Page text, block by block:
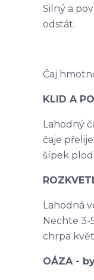
Silný a
odstát.
Čaj
KLID A
Lahodný
čaje
šípek
Lahodná
Nechte 3-
chrpa
OÁZA -